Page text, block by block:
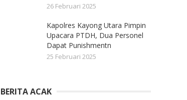
26 Februari 2025
Kapolres Kayong Utara Pimpin
Upacara PTDH, Dua Personel
Dapat Punishmentn
25 Februari 2025
BERITA ACAK